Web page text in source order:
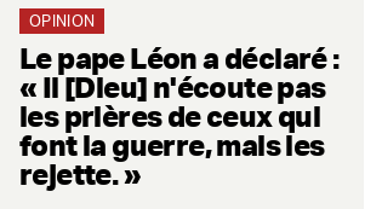
OPINION
Le pape Léon a déclaré :
« Il [Dieu] n'écoute pas
les prières de ceux qui
font la guerre, mais les
rejette. »